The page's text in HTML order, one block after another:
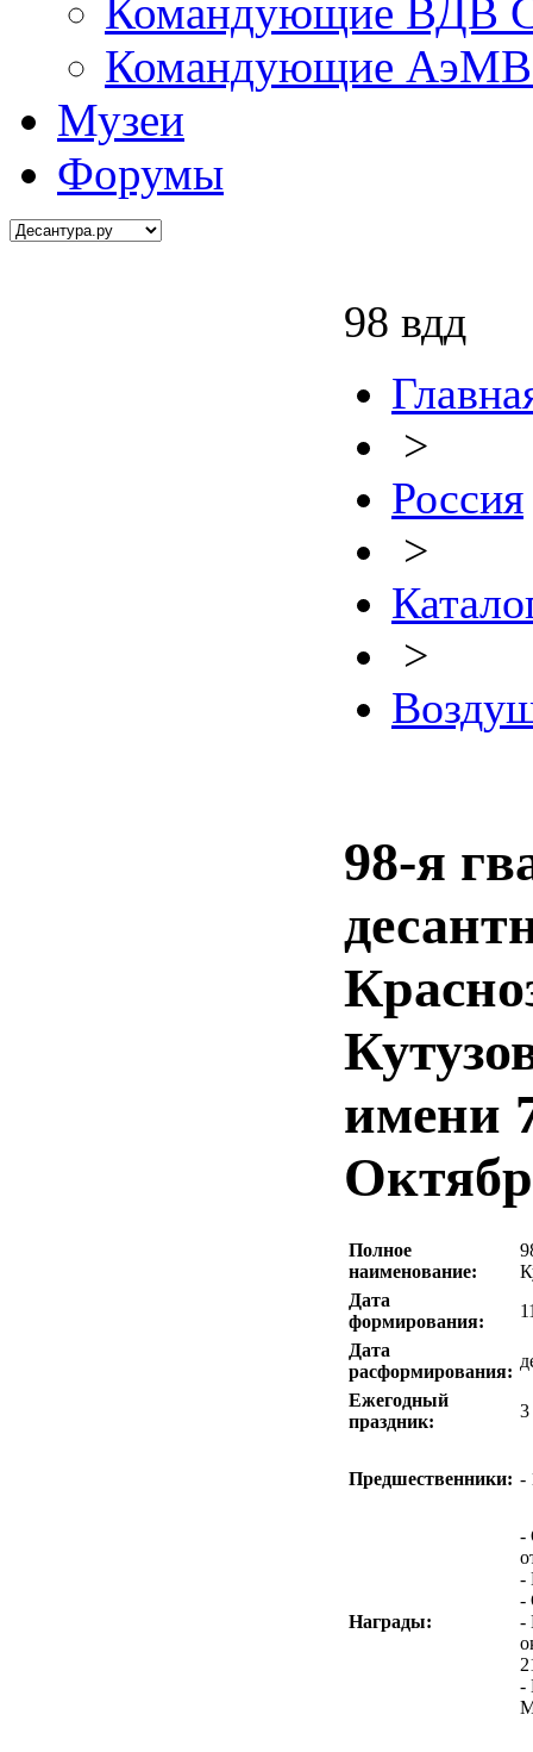
Командующие ВДВ
Командующие АэМВ
Музеи
Форумы
98 вдд
>
Россия
>
>
98-я
имени
Полное
наименование:
Дата
формирования:
Дата
расформирования:
Ежегодный
праздник:
3
Предшественники: -
Награды:
-
-
-
-
-